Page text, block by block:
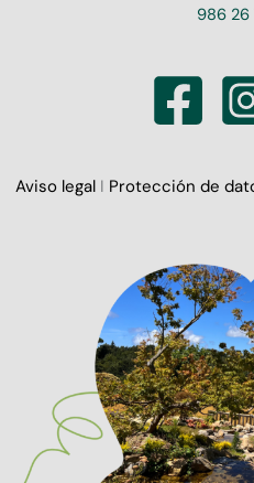
986 26
Aviso legal I Protección de